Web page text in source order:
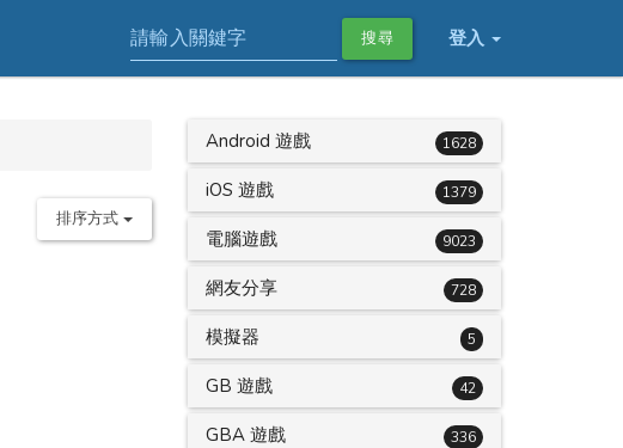
登入
搜尋
排序方式
Android 遊戲 1628
iOS 遊戲 1379
電腦遊戲 9023
網友分享 728
模擬器 5
GB 遊戲 42
GBA 遊戲 336